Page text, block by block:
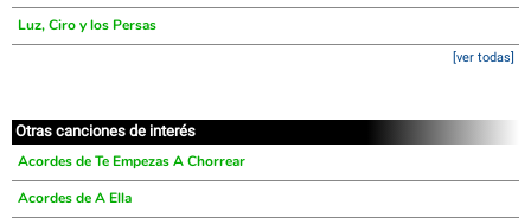
Luz, Ciro y los Persas
[ver todas]
Otras canciones de interés
Acordes de Te Empezas A Chorrear
Acordes de A Ella